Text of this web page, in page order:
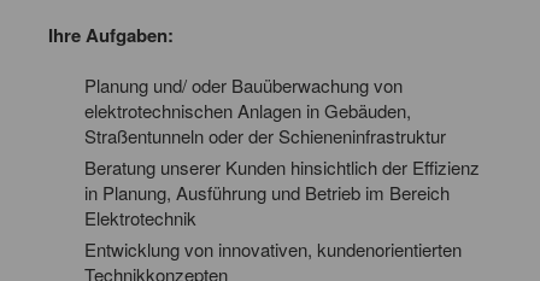
Ihre Aufgaben:
Planung und/ oder Bauüberwachung von
elektrotechnischen Anlagen in Gebäuden,
Straßentunneln oder der Schieneninfrastruktur
Beratung unserer Kunden hinsichtlich der Effizienz
in Planung, Ausführung und Betrieb im Bereich
Elektrotechnik
Entwicklung von innovativen, kundenorientierten
Technikkonzepten